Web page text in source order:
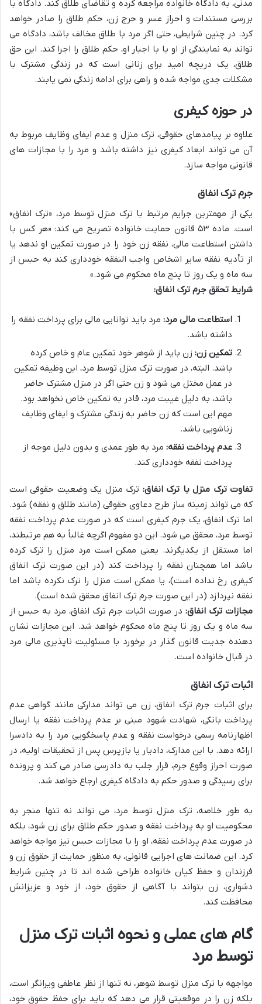
مدنی، به دادگاه خانواده مراجعه کرده و تقاضای طلاق کند. دادگاه با
بررسی مستندات و احراز عسر و حرج زن، حکم طلاق را صادر خواهد
کرد. در چنین شرایطی، حتی اگر مرد با طلاق مخالف باشد، دادگاه می
تواند به نمایندگی از او یا با اجبار او، حکم طلاق را اجرا کند. این حق
طلاق، یک دریچه امید برای زنانی است که در زندگی مشترک با
مشکلات جدی مواجه شده و راهی برای ادامه زندگی نمی یابند.
در حوزه کیفری
علاوه بر پیامدهای حقوقی، ترک منزل و عدم ایفای وظایف مربوط به
آن می تواند ابعاد کیفری نیز داشته باشد و مرد را با مجازات های
قانونی مواجه سازد.
جرم ترک انفاق
یکی از مهمترین جرایم مرتبط با ترک منزل توسط مرد، «ترک انفاق»
است. ماده ۵۳ قانون حمایت خانواده تصریح می کند: «هر کس با
داشتن استطاعت مالی، نفقه زن خود را در صورت تمکین او ندهد یا
از تأدیه نفقه سایر اشخاص واجب النفقه خودداری کند به حبس از
سه ماه و یک روز تا پنج ماه محکوم می شود.»
شرایط تحقق جرم ترک انفاق:
استطاعت مالی مرد: مرد باید توانایی مالی برای پرداخت نفقه را
داشته باشد.
تمکین زن: زن باید از شوهر خود تمکین عام و خاص کرده
باشد. البته، در صورت ترک منزل توسط مرد، این وظیفه تمکین
در عمل مختل می شود و زن حتی اگر در منزل مشترک حاضر
باشد، به دلیل غیبت مرد، قادر به تمکین خاص نخواهد بود.
مهم این است که زن حاضر به زندگی مشترک و ایفای وظایف
زناشویی باشد.
عدم پرداخت نفقه: مرد به طور عمدی و بدون دلیل موجه از
پرداخت نفقه خودداری کند.
تفاوت ترک منزل با ترک انفاق: ترک منزل یک وضعیت حقوقی است
که می تواند زمینه ساز طرح دعاوی حقوقی (مانند طلاق و نفقه) شود.
اما ترک انفاق، یک جرم کیفری است که در صورت عدم پرداخت نفقه
توسط مرد، محقق می شود. این دو مفهوم اگرچه غالباً به هم مرتبطند،
اما مستقل از یکدیگرند. یعنی ممکن است مرد منزل را ترک کرده
باشد اما همچنان نفقه را پرداخت کند (در این صورت ترک انفاق
کیفری رخ نداده است)، یا ممکن است منزل را ترک نکرده باشد اما
نفقه نپردازد (در این صورت جرم ترک انفاق محقق شده است).
مجازات ترک انفاق:در صورت اثبات جرم ترک انفاق، مرد به حبس از
سه ماه و یک روز تا پنج ماه محکوم خواهد شد. این مجازات نشان
دهنده جدیت قانون گذار در برخورد با مسئولیت ناپذیری مالی مرد
در قبال خانواده است.
اثبات ترک انفاق
برای اثبات جرم ترک انفاق، زن می تواند مدارکی مانند گواهی عدم
پرداخت بانکی، شهادت شهود مبنی بر عدم پرداخت نفقه یا ارسال
اظهارنامه رسمی درخواست نفقه و عدم پاسخگویی مرد را به دادسرا
ارائه دهد. با این مدارک، دادیار یا بازپرس پس از تحقیقات اولیه، در
صورت احراز وقوع جرم، قرار جلب به دادرسی صادر می کند و پرونده
برای رسیدگی و صدور حکم به دادگاه کیفری ارجاع خواهد شد.
به طور خلاصه، ترک منزل توسط مرد، می تواند نه تنها منجر به
محکومیت او به پرداخت نفقه و صدور حکم طلاق برای زن شود، بلکه
در صورت عدم پرداخت نفقه، او را با مجازات حبس نیز مواجه خواهد
کرد. این ضمانت های اجرایی قانونی، به منظور حمایت از حقوق زن و
فرزندان و حفظ کیان خانواده طراحی شده اند تا در چنین شرایط
دشواری، زن بتواند با آگاهی از حقوق خود، از خود و عزیزانش
محافظت کند.
گام های عملی و نحوه اثبات ترک منزل
توسط مرد
مواجهه با ترک منزل توسط شوهر، نه تنها از نظر عاطفی ویرانگر است،
بلکه زن را در موقعیتی قرار می دهد که باید برای حفظ حقوق خود،